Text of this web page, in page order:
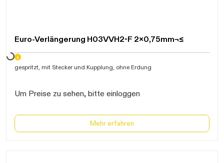
Euro-Verlängerung H03VVH2-F 2x0,75mm¬≤
Daten werden geladen. Bitte warten...
gespritzt, mit Stecker und Kupplung, ohne Erdung
Um Preise zu sehen, bitte einloggen
Mehr erfahren